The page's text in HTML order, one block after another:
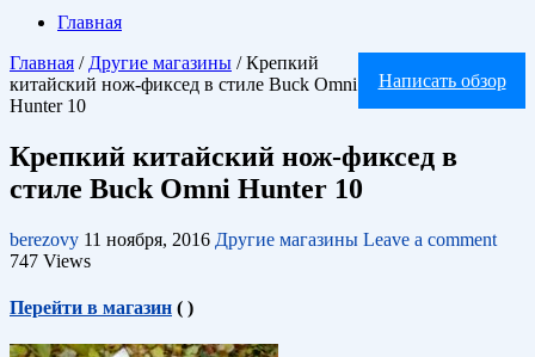
Главная
Написать обзор
Главная / Другие магазины / Крепкий
китайский нож-фиксед в стиле Buck Omni
Hunter 10
Крепкий китайский нож-фиксед в
стиле Buck Omni Hunter 10
berezovy 11 ноября, 2016 Другие магазины Leave a comment
747 Views
Перейти в магазин ( )